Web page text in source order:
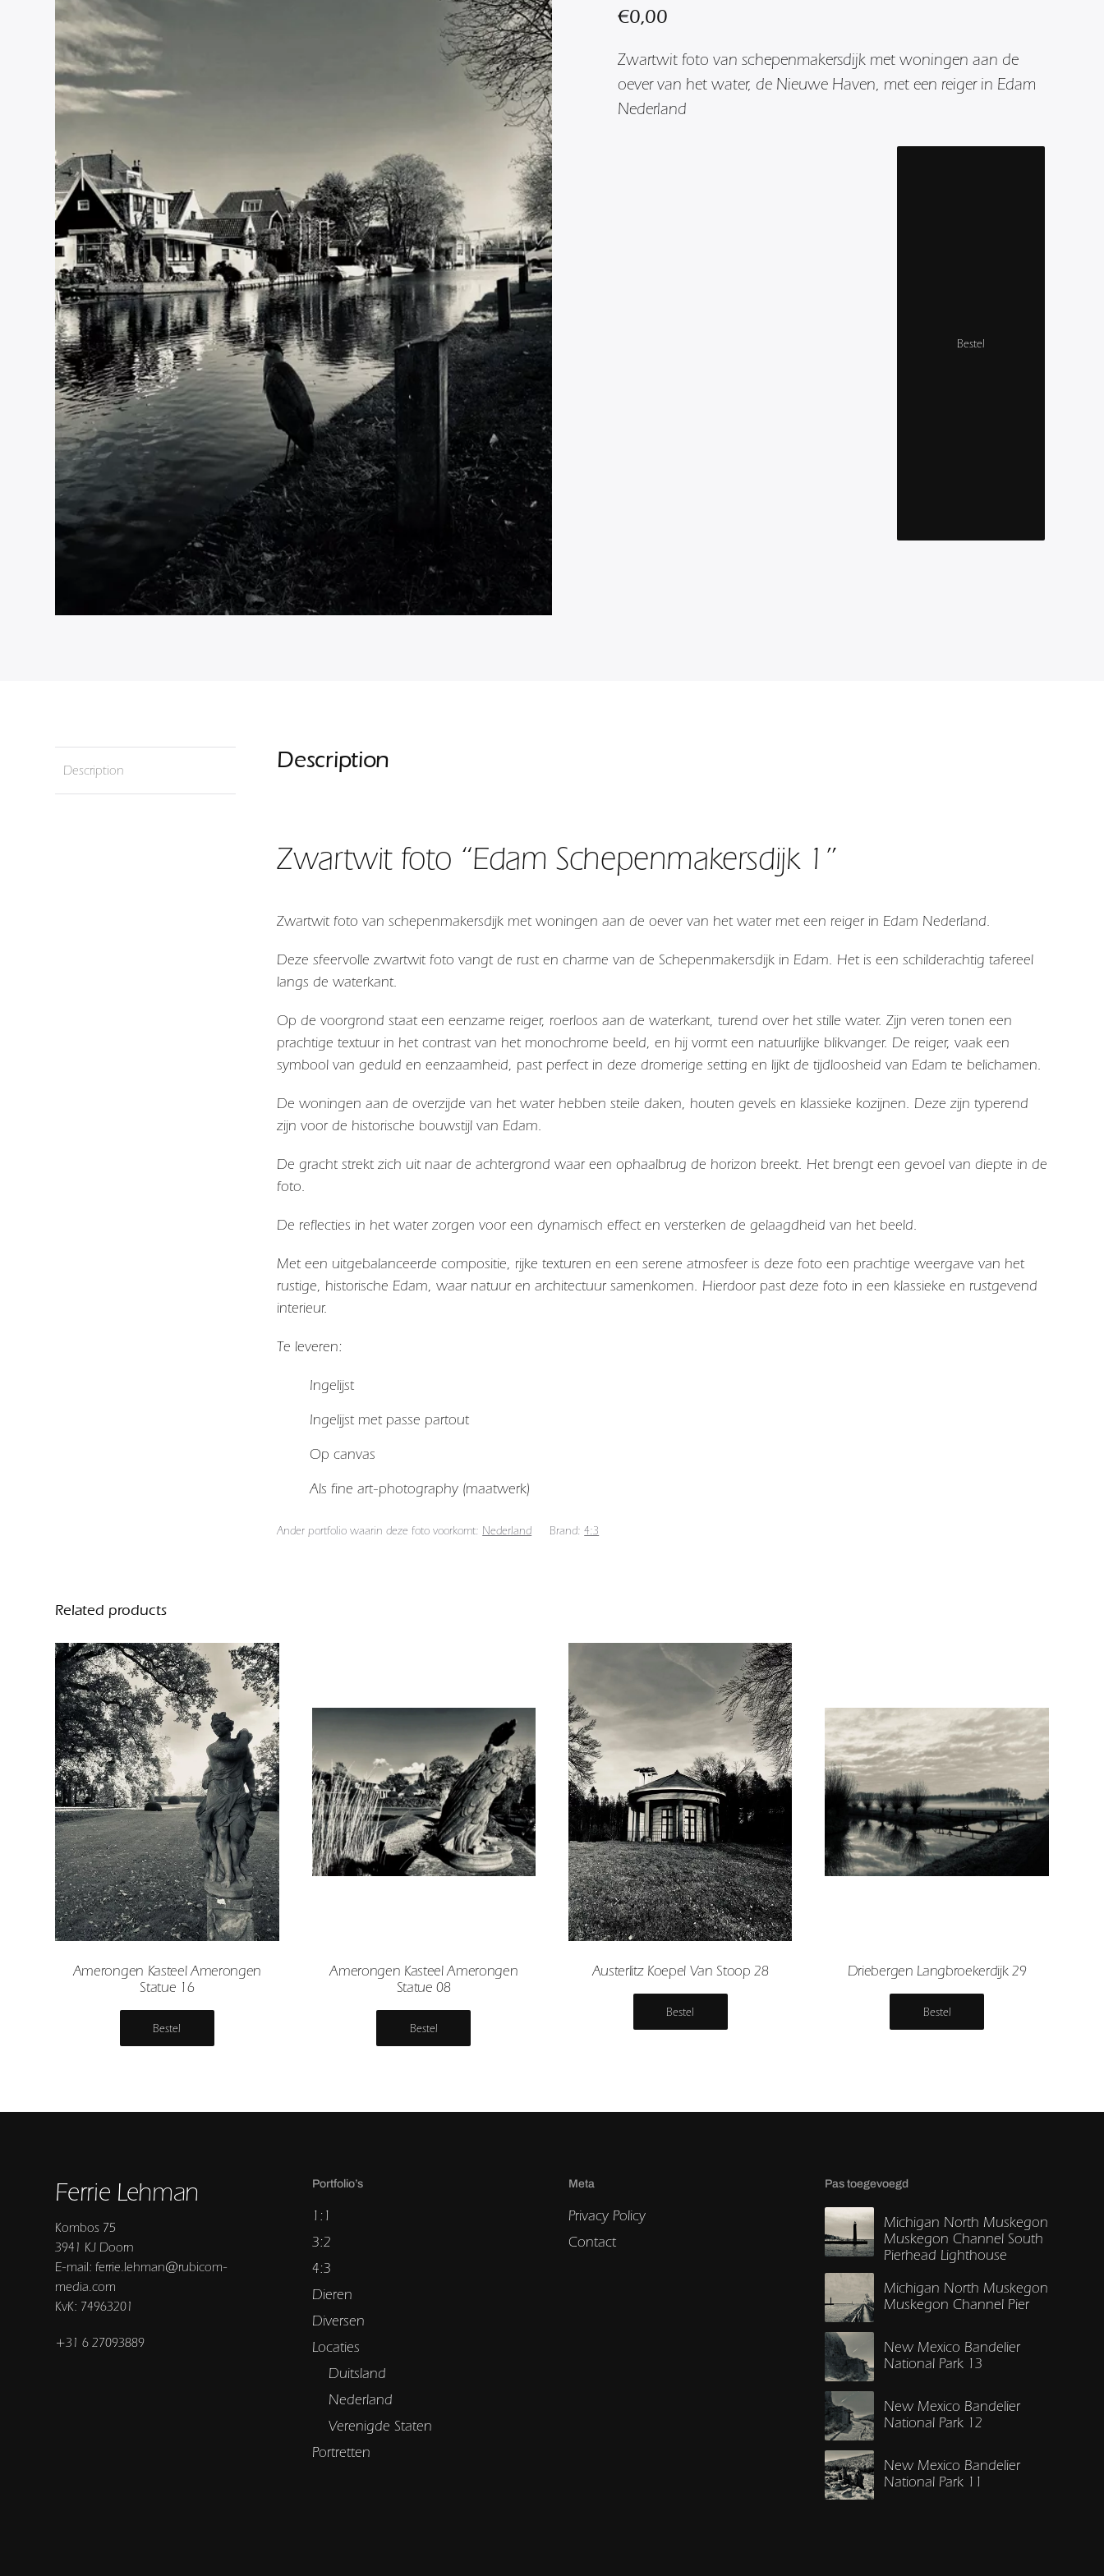
€0,00
Zwartwit foto van schepenmakersdijk met woningen aan de
oever van het water, de Nieuwe Haven, met een reiger in Edam
Nederland
Bestel
Description Description
Zwartwit foto “Edam Schepenmakersdijk 1”
Zwartwit foto van schepenmakersdijk met woningen aan de oever van het water met een reiger in Edam Nederland.
Deze sfeervolle zwartwit foto vangt de rust en charme van de Schepenmakersdijk in Edam. Het is een schilderachtig tafereel
langs de waterkant.
Op de voorgrond staat een eenzame reiger, roerloos aan de waterkant, turend over het stille water. Zijn veren tonen een
prachtige textuur in het contrast van het monochrome beeld, en hij vormt een natuurlijke blikvanger. De reiger, vaak een
symbool van geduld en eenzaamheid, past perfect in deze dromerige setting en lijkt de tijdloosheid van Edam te belichamen.
De woningen aan de overzijde van het water hebben steile daken, houten gevels en klassieke kozijnen. Deze zijn typerend
zijn voor de historische bouwstijl van Edam.
De gracht strekt zich uit naar de achtergrond waar een ophaalbrug de horizon breekt. Het brengt een gevoel van diepte in de
foto.
De reflecties in het water zorgen voor een dynamisch effect en versterken de gelaagdheid van het beeld.
Met een uitgebalanceerde compositie, rijke texturen en een serene atmosfeer is deze foto een prachtige weergave van het
rustige, historische Edam, waar natuur en architectuur samenkomen. Hierdoor past deze foto in een klassieke en rustgevend
interieur.
Te leveren:
Ingelijst
Ingelijst met passe partout
Op canvas
Als fine art-photography (maatwerk)
Ander portfolio waarin deze foto voorkomt: Nederland Brand:4:3
Related products
Amerongen Kasteel Amerongen
Statue 16
Bestel
Amerongen Kasteel Amerongen
Statue 08
Bestel
Austerlitz Koepel Van Stoop 28
Bestel
Driebergen Langbroekerdijk 29
Bestel
Ferrie Lehman
Kombos 75
3941 KJ Doorn
E-mail: ferrie.lehman@rubicom-
media.com
KvK: 74963201
+31 6 27093889
Portfolio’s
1:1
3:2
4:3
Dieren
Diversen
Locaties
Duitsland
Nederland
Verenigde Staten
Portretten
Meta
Privacy Policy
Contact
Pas toegevoegd
Michigan North Muskegon
Muskegon Channel South
Pierhead Lighthouse
Michigan North Muskegon
Muskegon Channel Pier
New Mexico Bandelier
National Park 13
New Mexico Bandelier
National Park 12
New Mexico Bandelier
National Park 11